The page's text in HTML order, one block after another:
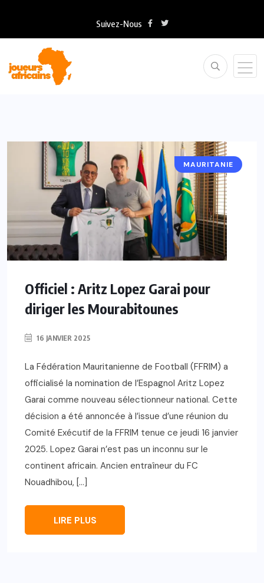
Suivez-Nous
MAURITANIE
Officiel : Aritz Lopez Garai pour
diriger les Mourabitounes
16 JANVIER 2025
La Fédération Mauritanienne de Football (FFRIM) a
officialisé la nomination de l’Espagnol Aritz Lopez
Garai comme nouveau sélectionneur national. Cette
décision a été annoncée à l’issue d’une réunion du
Comité Exécutif de la FFRIM tenue ce jeudi 16 janvier
2025. Lopez Garai n’est pas un inconnu sur le
continent africain. Ancien entraîneur du FC
Nouadhibou, […]
LIRE PLUS